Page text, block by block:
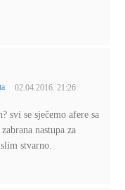
02.04.2016. 21:26
svi se sječemo afere sa
nastupa za
stvarno.